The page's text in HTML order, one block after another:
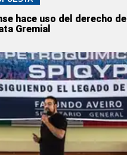
hace uso del derecho de
Gremial